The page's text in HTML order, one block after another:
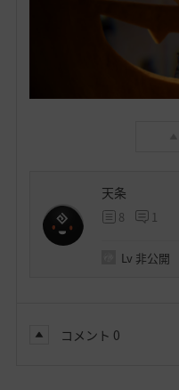
天条
8 1
Lv 非公開
コメント 0